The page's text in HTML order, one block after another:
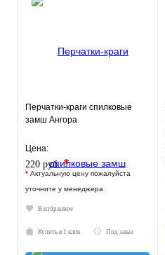
Перчатки-краги спилковые
замш Ангора
Цена:
220 руб.*
* Актуальную цену пожалуйста
уточните у менеджера
В избранное
Купить в 1 клик Под заказ